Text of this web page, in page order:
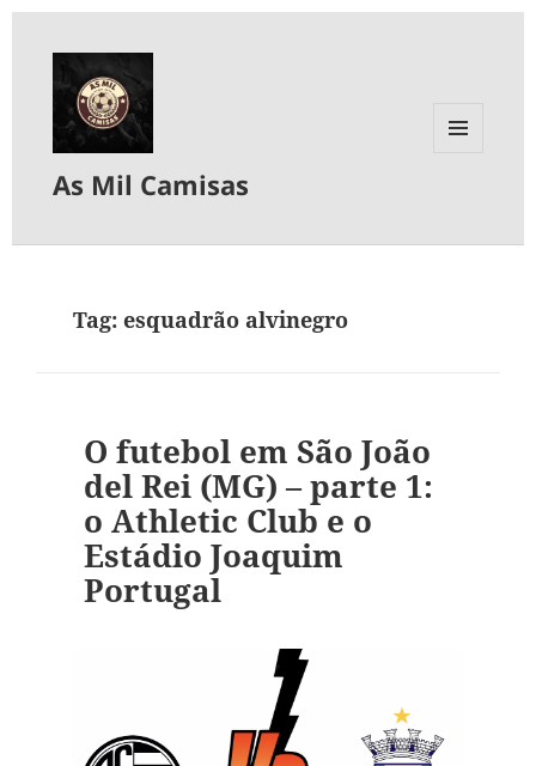
As Mil Camisas
Tag:esquadrão alvinegro
O futebol em São João
del Rei (MG) – parte 1:
o Athletic Club e o
Estádio Joaquim
Portugal